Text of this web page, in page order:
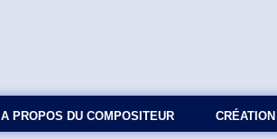
A PROPOS DU COMPOSITEUR СRÉATION